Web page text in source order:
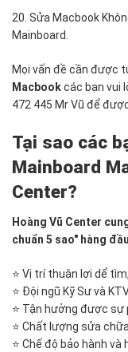
20. Sửa Macbook
Mainboard.
Mọi vấn đề cần được
Macbookcác bạn vui
472 445 Mr Vũ để
Tại sao các
Mainboard
Center?
Hoàng Vũ Center
chuẩn 5 sao" hàng
⭐ Vị trí thuận lợi dể
⭐ Đội ngũ Kỹ Sư và
⭐ Tận hưởng được
⭐ Chất lượng sửa
⭐ Chế độ bảo hành